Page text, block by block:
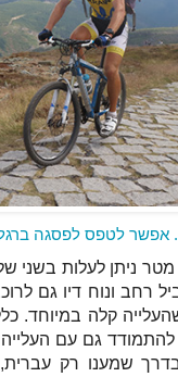
אפשר לטפס לפסגה ברגל
הפסגה בגובה של 1,600 מטר ניתן
רחב ונוח דיו גם
קלה במיוחד.
גם עם העלייה
שמענו רק